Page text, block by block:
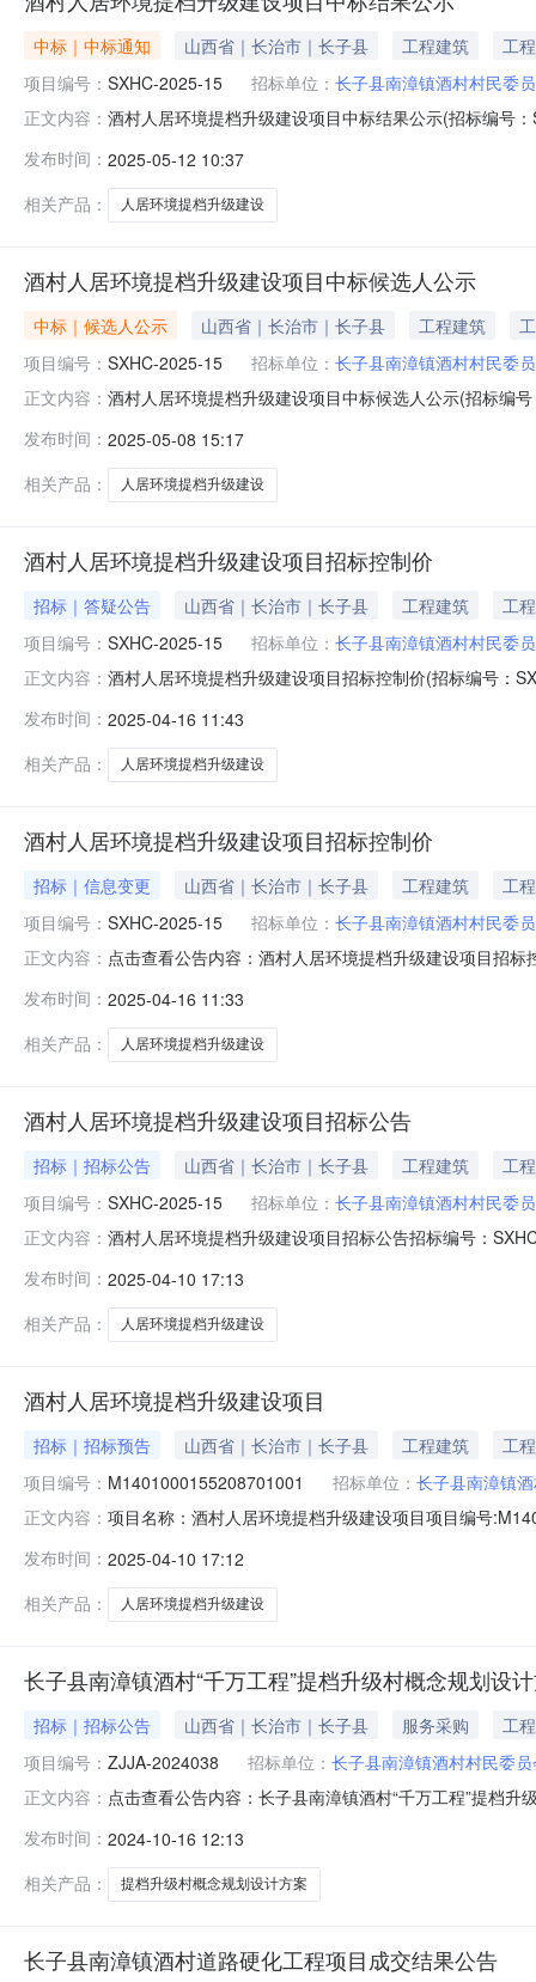
中标｜中标通知 山西省｜长治市｜长子县 工程建筑
工程
项目编号： SXHC-2025-15 招标单位： 长子县南漳镇酒村村民委
正文内容： 酒村人居环境提档升级建设项目中标结果公示(招标编号
县南漳镇人民政府四、联系方式：招标人：长子县南漳
发布时间： 2025-05-12 10:37
相关产品：
人居环境提档升级建设
酒村人居环境提档升级建设项目中标候选人公示
中标｜候选人公示 山西省｜长治市｜长子县 工程建筑
项目编号： SXHC-2025-15 招标单位： 长子县南漳镇酒村村民委
正文内容： 酒村人居环境提档升级建设项目中标候选人公示(招标编
投标报价质量工期/交货期1河南乐泰建筑工程有限公司
发布时间： 2025-05-08 15:17
相关产品：
人居环境提档升级建设
酒村人居环境提档升级建设项目招标控制价
招标｜答疑公告 山西省｜长治市｜长子县 工程建筑
工程
项目编号： SXHC-2025-15 招标单位： 长子县南漳镇酒村村民委
正文内容： 酒村人居环境提档升级建设项目招标控制价(招标编号：
子县南漳镇人民政府联系人：张先生电话：
发布时间： 2025-04-16 11:43
相关产品：
人居环境提档升级建设
酒村人居环境提档升级建设项目招标控制价
招标｜信息变更 山西省｜长治市｜长子县 工程建筑
工程
项目编号： SXHC-2025-15 招标单位： 长子县南漳镇酒村村民委
正文内容： 点击查看公告内容：酒村人居环境提档升级建设项目招
分标段:43378.11元二、监督部门：本招标项目的监督部
发布时间： 2025-04-16 11:33
相关产品：
人居环境提档升级建设
酒村人居环境提档升级建设项目招标公告
招标｜招标公告 山西省｜长治市｜长子县 工程建筑
工程
项目编号： SXHC-2025-15 招标单位： 长子县南漳镇酒村村民委
正文内容： 酒村人居环境提档升级建设项目招标公告招标编号：
目名称：酒村人居环境提档升级建设项目2.2招标编号：
两旁
发布时间： 2025-04-10 17:13
相关产品：
人居环境提档升级建设
酒村人居环境提档升级建设项目
招标｜招标预告 山西省｜长治市｜长子县 工程建筑
工程
项目编号： M1401000155208701001 招标单位： 长子县南漳镇
正文内容： 项目名称：酒村人居环境提档升级建设项目项目编号
预审方式:合格制委托方式:招标人名称:长子县南漳镇酒
发布时间： 2025-04-10 17:12
相关产品：
人居环境提档升级建设
长子县南漳镇酒村“千万工程”提档升级村概念规划设
招标｜招标公告 山西省｜长治市｜长子县 服务采购
工程
项目编号： ZJJA-2024038 招标单位： 长子县南漳镇酒村村民委
正文内容： 点击查看公告内容：长子县南漳镇酒村“千万工程”提档
格条件的投标人参与投标。一、项目概况1、项目名称：
本工程按一个标段
发布时间： 2024-10-16 12:13
相关产品：
提档升级村概念规划设计方案
长子县南漳镇酒村道路硬化工程项目成交结果公告